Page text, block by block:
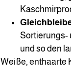
Sortierungs-
und so den
Weiße, enthaarte